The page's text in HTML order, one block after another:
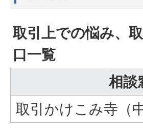
取引上での悩み、
口一覧
相談
取引かけこみ寺（